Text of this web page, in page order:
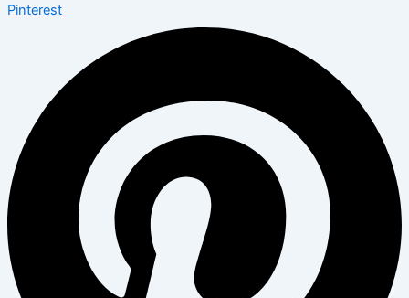
Pinterest